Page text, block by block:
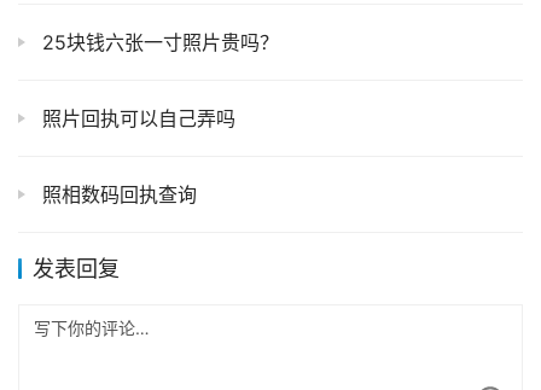
25块钱六张一寸照片贵吗？
照片回执可以自己弄吗
照相数码回执查询
发表回复